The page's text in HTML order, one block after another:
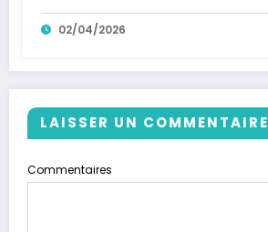
02/04/2026
LAISSER UN COMMENTAIRE
Commentaires